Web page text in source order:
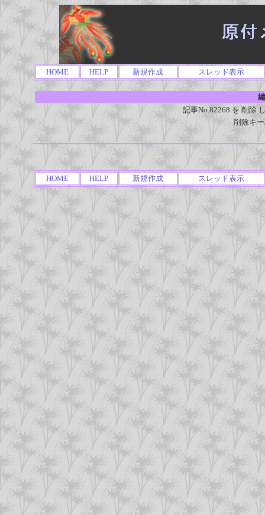
HOME HELP 新規作成 スレッド表示
記事No.82268 を 削除
削除キ
HOME HELP 新規作成 スレッド表示